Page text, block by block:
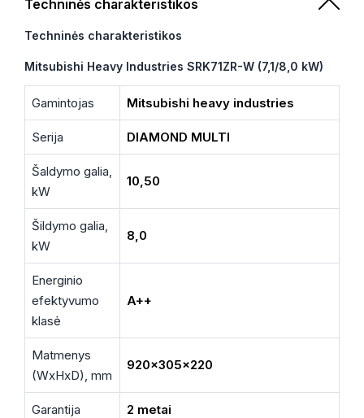
Techninės charakteristikos
Techninės charakteristikos
Mitsubishi Heavy Industries SRK71ZR-W (7,1/8,0 kW)
Gamintojas Mitsubishi heavy industries
Serija DIAMOND MULTI
Šaldymo galia,
kW
10,50
Šildymo galia,
kW
8,0
Energinio
efektyvumo
klasė
A++
Matmenys
(WxHxD), mm
920x305x220
Garantija 2 metai